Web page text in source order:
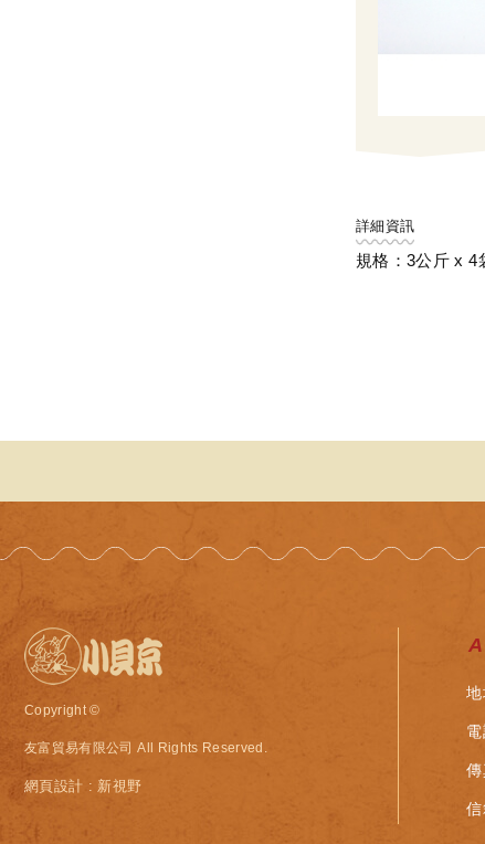
詳細資訊
規格：3公斤 x 4
Copyright ©
友富貿易有限公司 All Rights Reserved.
網頁設計 : 新視野
地
傳
信